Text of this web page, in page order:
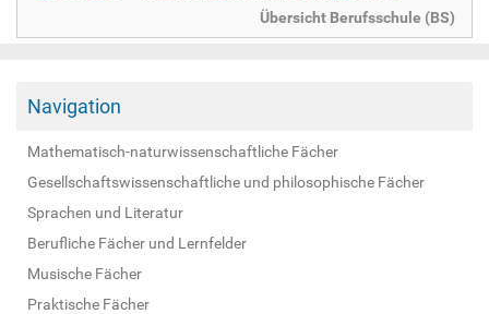
Übersicht Berufsschule (BS)
Navigation
Mathematisch-naturwissenschaftliche Fächer
Gesellschaftswissenschaftliche und philosophische Fächer
Sprachen und Literatur
Berufliche Fächer und Lernfelder
Musische Fächer
Praktische Fächer